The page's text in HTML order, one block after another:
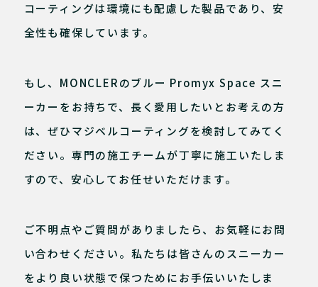
コーティングは環境にも配慮した製品であり、安
全性も確保しています。
もし、MONCLERのブルー Promyx Space スニ
ーカーをお持ちで、長く愛用したいとお考えの方
は、ぜひマジベルコーティングを検討してみてく
ださい。専門の施工チームが丁寧に施工いたしま
すので、安心してお任せいただけます。
ご不明点やご質問がありましたら、お気軽にお問
い合わせください。私たちは皆さんのスニーカー
をより良い状態で保つためにお手伝いいたしま